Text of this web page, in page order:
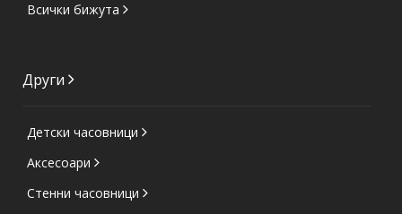
Всички бижута
Други
Детски часовници
Аксесоари
Стенни часовници